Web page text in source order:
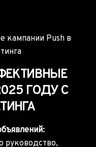
ГОДУ С
руководство,